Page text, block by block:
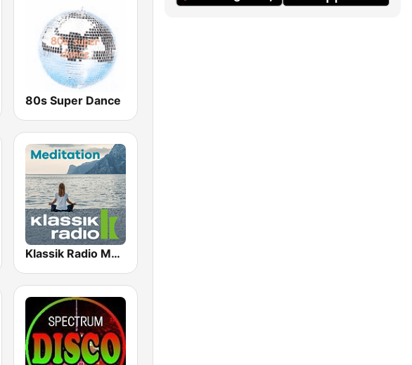
80s Super Dance
Klassik Radio Meditation